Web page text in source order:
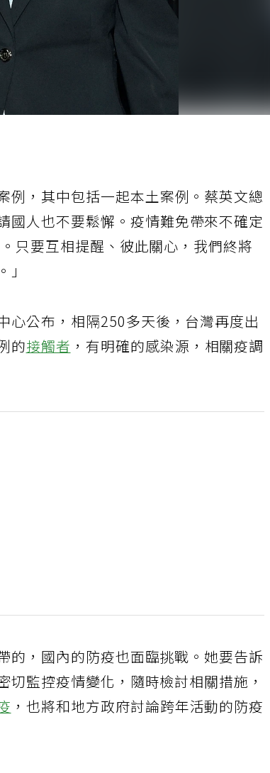
例，其中包括一起本土案例。蔡英文總
國人也不要鬆懈。疫情難免帶來不確定
只要互相提醒、彼此關心，我們終將
心公布，相隔250多天後，台灣再度出
的接觸者 ，有明確的感染源，相關疫調
的，國內的防疫也面臨挑戰。她要告訴
監控疫情變化，隨時檢討相關措施，
，也將和地方政府討論跨年活動的防疫